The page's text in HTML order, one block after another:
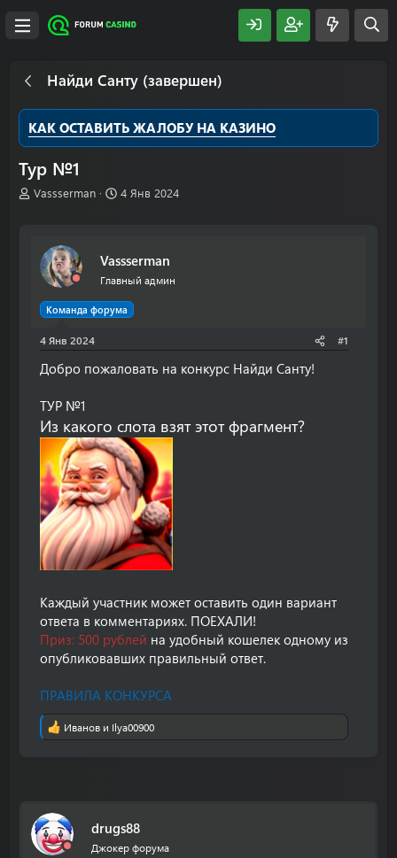
Найди Санту (завершен)
КАК ОСТАВИТЬ ЖАЛОБУ НА КАЗИНО
Тур №1
А
м
ы
Vassserman
Д
н
ч
а
л
4 Янв 2024
Vassserman
Главный админ
Команда форума
4 Янв 2024 #1
Добро пожаловать на конкурс Найди Санту!
ТУР №1
Из какого слота взят этот фрагмент?
Каждый участник может оставить один вариант
ответа в комментариях. ПОЕХАЛИ!
Приз: 500 рублей на удобный кошелек одному из
опубликовавших правильный ответ.
ПРАВИЛА КОНКУРСА
Р
и
:
Иванов и Ilya00900
drugs88
Джокер форума